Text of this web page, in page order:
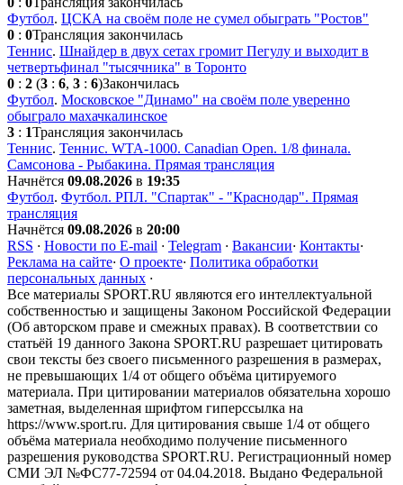
Футбол. ЦСКА на своём поле не сумел обыграть "Ростов"
0 : 0Трансляция закончилась
Теннис. Шнайдер в двух сетах громит Пегулу и выходит в
четвертьфинал "тысячника" в Торонто
0 : 2 (3 : 6, 3 : 6)Закончилась
Футбол. Московское "Динамо" на своём поле уверенно
обыграло махачкалинское
3 : 1Трансляция закончилась
Теннис. Теннис. WTA-1000. Сanadian Open. 1/8 финала.
Самсонова - Рыбакина. Прямая трансляция
Начнётся 09.08.2026 в 19:35
Футбол. Футбол. РПЛ. "Спартак" - "Краснодар". Прямая
трансляция
Начнётся 09.08.2026 в 20:00
RSS · Новости по E-mail · Telegram · Вакансии· Контакты·
Реклама на сайте· О проекте· Политика обработки
персональных данных ·
Все материалы SPORT.RU являются его интеллектуальной
собственностью и защищены Законом Российской Федерации
(Об авторском праве и смежных правах). В соответствии со
статьёй 19 данного Закона SPORT.RU разрешает цитировать
свои тексты без своего письменного разрешения в размерах,
не превышающих 1/4 от общего объёма цитируемого
материала. При цитировании материалов обязательна хорошо
заметная, выделенная шрифтом гиперссылка на
https://www.sport.ru. Для цитирования свыше 1/4 от общего
объёма материала необходимо получение письменного
разрешения руководства SPORT.RU. Регистрационный номер
СМИ ЭЛ №ФС77-72594 от 04.04.2018. Выдано Федеральной